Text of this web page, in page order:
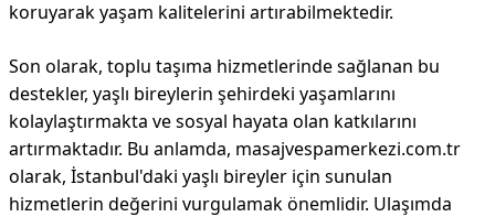
koruyarak yaşam kalitelerini artırabilmektedir.
Son olarak, toplu taşıma hizmetlerinde sağlanan bu
destekler, yaşlı bireylerin şehirdeki yaşamlarını
kolaylaştırmakta ve sosyal hayata olan katkılarını
artırmaktadır. Bu anlamda, masajvespamerkezi.com.tr
olarak, İstanbul'daki yaşlı bireyler için sunulan
hizmetlerin değerini vurgulamak önemlidir. Ulaşımda